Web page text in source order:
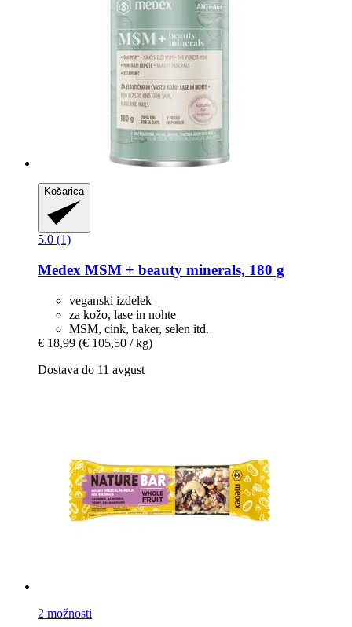
Košarica
5.0 (1)
Medex MSM + beauty minerals, 180 g
veganski izdelek
za kožo, lase in nohte
MSM, cink, baker, selen itd.
€ 18,99 (€ 105,50 / kg)
Dostava do 11 avgust
2 možnosti